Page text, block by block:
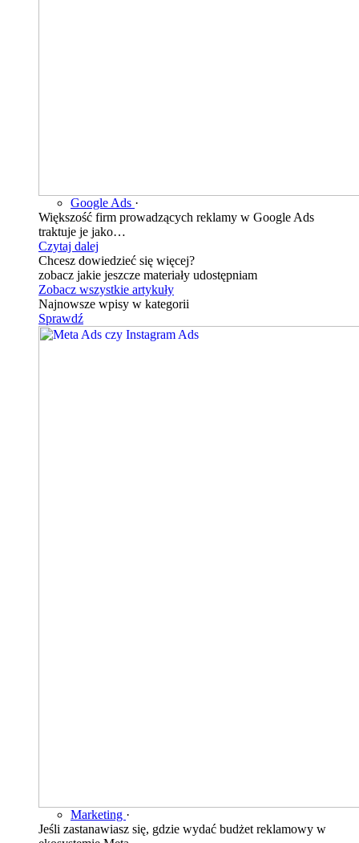
Google Ads ·
Większość firm prowadzących reklamy w Google Ads
traktuje je jako…
Czytaj dalej
Chcesz dowiedzieć się więcej?
zobacz jakie jeszcze materiały udostępniam
Zobacz wszystkie artykuły
Najnowsze wpisy w kategorii
Sprawdź
Marketing ·
Jeśli zastanawiasz się, gdzie wydać budżet reklamowy w